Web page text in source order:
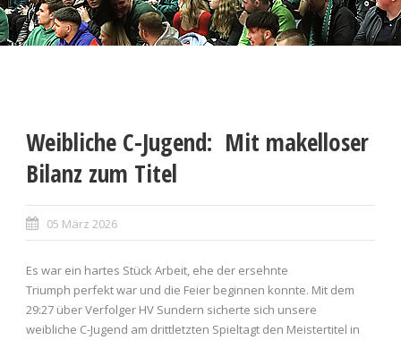
Weibliche C-Jugend: Mit makelloser
Bilanz zum Titel
05 März 2026
Es war ein hartes Stück Arbeit, ehe der ersehnte
Triumph perfekt war und die Feier beginnen konnte. Mit dem
29:27 über Verfolger HV Sundern sicherte sich unsere
weibliche C-Jugend am drittletzten Spieltagt den Meistertitel in